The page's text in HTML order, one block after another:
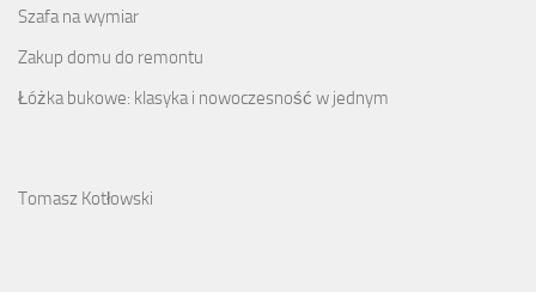
Szafa na wymiar
Zakup domu do remontu
Łóżka bukowe: klasyka i nowoczesność w jednym
Tomasz Kotłowski